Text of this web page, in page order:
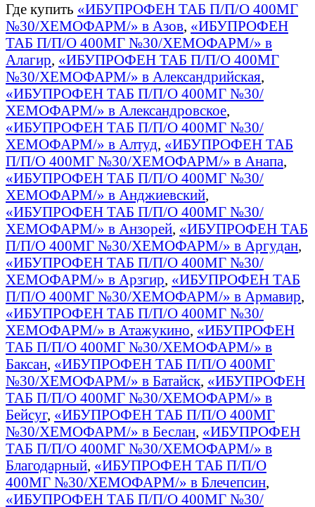
Где купить «ИБУПРОФЕН ТАБ П/П/О 400МГ
№30/ХЕМОФАРМ/» в Азов, «ИБУПРОФЕН
ТАБ П/П/О 400МГ №30/ХЕМОФАРМ/» в
Алагир, «ИБУПРОФЕН ТАБ П/П/О 400МГ
№30/ХЕМОФАРМ/» в Александрийская,
«ИБУПРОФЕН ТАБ П/П/О 400МГ №30/
ХЕМОФАРМ/» в Александровское,
«ИБУПРОФЕН ТАБ П/П/О 400МГ №30/
ХЕМОФАРМ/» в Алтуд, «ИБУПРОФЕН ТАБ
П/П/О 400МГ №30/ХЕМОФАРМ/» в Анапа,
«ИБУПРОФЕН ТАБ П/П/О 400МГ №30/
ХЕМОФАРМ/» в Анджиевский,
«ИБУПРОФЕН ТАБ П/П/О 400МГ №30/
ХЕМОФАРМ/» в Анзорей, «ИБУПРОФЕН ТАБ
П/П/О 400МГ №30/ХЕМОФАРМ/» в Аргудан,
«ИБУПРОФЕН ТАБ П/П/О 400МГ №30/
ХЕМОФАРМ/» в Арзгир, «ИБУПРОФЕН ТАБ
П/П/О 400МГ №30/ХЕМОФАРМ/» в Армавир,
«ИБУПРОФЕН ТАБ П/П/О 400МГ №30/
ХЕМОФАРМ/» в Атажукино, «ИБУПРОФЕН
ТАБ П/П/О 400МГ №30/ХЕМОФАРМ/» в
Баксан, «ИБУПРОФЕН ТАБ П/П/О 400МГ
№30/ХЕМОФАРМ/» в Батайск, «ИБУПРОФЕН
ТАБ П/П/О 400МГ №30/ХЕМОФАРМ/» в
Бейсуг, «ИБУПРОФЕН ТАБ П/П/О 400МГ
№30/ХЕМОФАРМ/» в Беслан, «ИБУПРОФЕН
ТАБ П/П/О 400МГ №30/ХЕМОФАРМ/» в
Благодарный, «ИБУПРОФЕН ТАБ П/П/О
400МГ №30/ХЕМОФАРМ/» в Блечепсин,
«ИБУПРОФЕН ТАБ П/П/О 400МГ №30/